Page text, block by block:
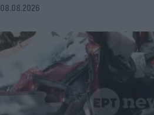
08.08.2026